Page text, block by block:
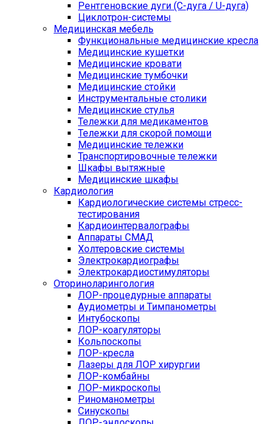
Рентгеновские дуги (С-дуга / U-дуга)
Циклотрон-системы
Медицинская мебель
Функциональные медицинские кресла
Медицинские кушетки
Медицинские кровати
Медицинские тумбочки
Медицинские стойки
Инструментальные столики
Медицинские стулья
Тележки для медикаментов
Тележки для скорой помощи
Медицинские тележки
Транспортировочные тележки
Шкафы вытяжные
Медицинские шкафы
Кардиология
Кардиологические системы стресс-
тестирования
Кардиоинтервалографы
Аппараты СМАД
Холтеровские системы
Электрокардиографы
Электрокардиостимуляторы
Оториноларингология
ЛОР-процедурные аппараты
Аудиометры и Тимпанометры
Интубоскопы
ЛОР-коагуляторы
Кольпоскопы
ЛОР-кресла
Лазеры для ЛОР хирургии
ЛОР-комбайны
ЛОР-микроскопы
Риноманометры
Синускопы